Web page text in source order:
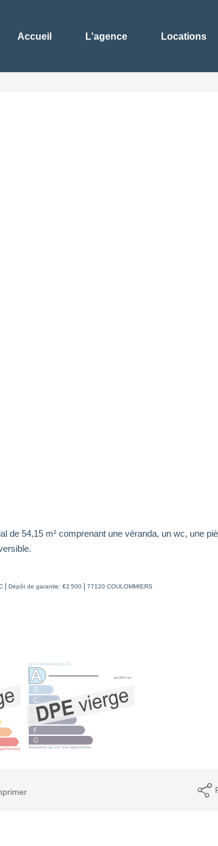
Accueil L'agence Locations
de 54,15 m² comprenant une véranda, un wc, une
Dépôt de garantie: €2 500 77120 COULOMMIERS